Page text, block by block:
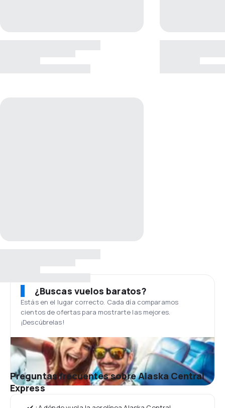
¿Buscas vuelos baratos?
Estás en el lugar correcto. Cada día comparamos
cientos de ofertas para mostrarte las mejores.
¡Descúbrelas!
Preguntas frecuentes sobre Alaska Central
Express